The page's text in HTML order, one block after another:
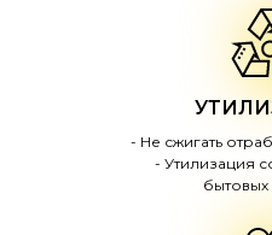
- Не сжигать
- Утилизация
бытовых